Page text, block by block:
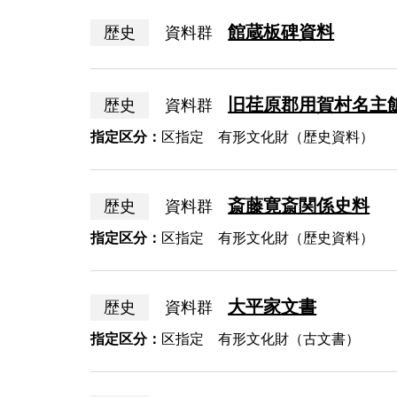
歴史 資料群 館蔵板碑資料
歴史 資料群 旧荏原郡用賀村名主
指定区分： 区指定 有形文化財（歴史資料）
歴史 資料群 斎藤寛斎関係史料
指定区分： 区指定 有形文化財（歴史資料）
歴史 資料群 大平家文書
指定区分： 区指定 有形文化財（古文書）